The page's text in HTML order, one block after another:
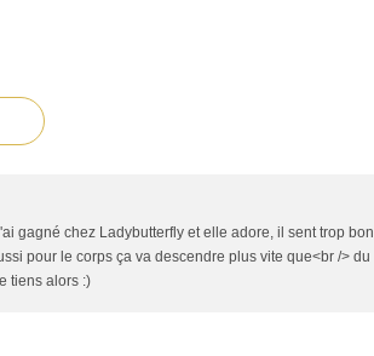
gagné chez Ladybutterfly et elle adore, il sent trop bon
pour le corps ça va descendre plus vite que<br /> du
tiens alors :)